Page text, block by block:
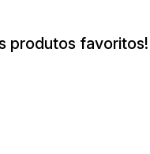
produtos favoritos!